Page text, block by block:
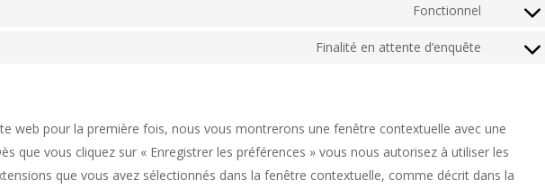
Fonctionnel
Finalité en attente d’enquête
web pour la première fois, nous vous montrerons une fenêtre contextuelle avec une
que vous cliquez sur « Enregistrer les préférences » vous nous autorisez à utiliser les
que vous avez sélectionnés dans la fenêtre contextuelle, comme décrit dans la